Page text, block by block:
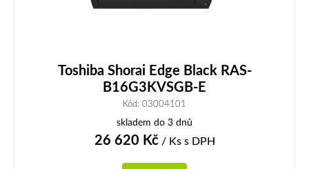
Toshiba Shorai Edge Black RAS-
B16G3KVSGB-E
Kód: 03004101
skladem do 3 dnů
26 620 Kč/ Ks s DPH